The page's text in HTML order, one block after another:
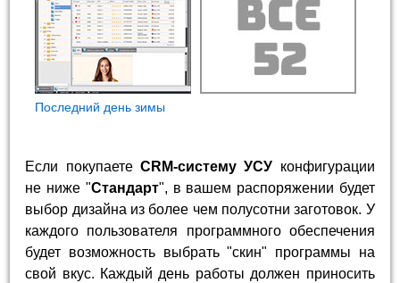
Последний день зимы
Если покупаете CRM-систему УСУ конфигурации
не ниже "Стандарт", в вашем распоряжении будет
выбор дизайна из более чем полусотни заготовок. У
каждого пользователя программного обеспечения
будет возможность выбрать "скин" программы на
свой вкус. Каждый день работы должен приносить